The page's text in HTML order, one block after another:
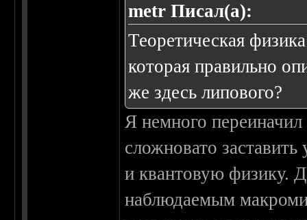
metr Писал(а):
Теоретическая
которая правильно
же здесь липового?
Я немного
сложновато
и квантовую физику.
наблюдаемым